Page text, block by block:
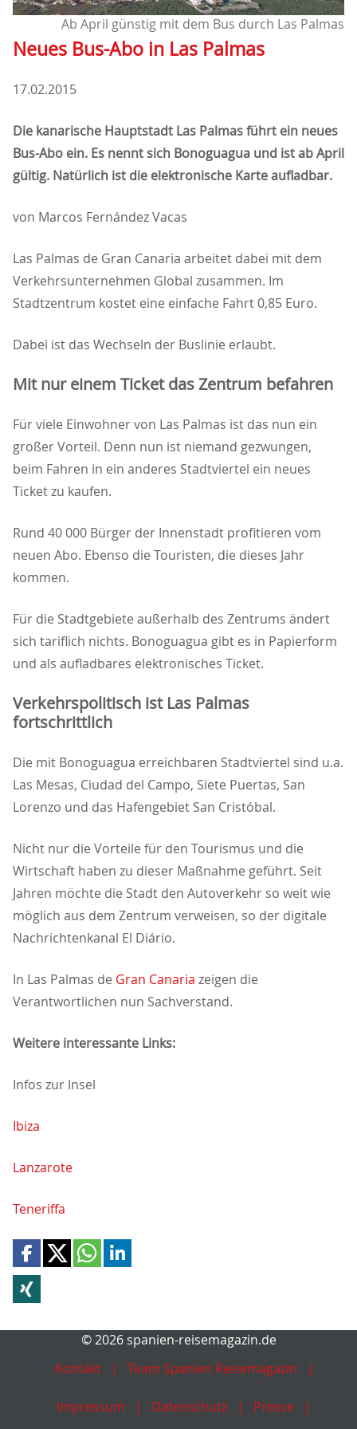
Ab April günstig mit dem Bus durch Las Palmas
Neues Bus-Abo in Las Palmas
17.02.2015
Die kanarische Hauptstadt Las Palmas führt ein neues
Bus-Abo ein. Es nennt sich Bonoguagua und ist ab April
gültig. Natürlich ist die elektronische Karte aufladbar.
von Marcos Fernández Vacas
Las Palmas de Gran Canaria arbeitet dabei mit dem
Verkehrsunternehmen Global zusammen. Im
Stadtzentrum kostet eine einfache Fahrt 0,85 Euro.
Dabei ist das Wechseln der Buslinie erlaubt.
Mit nur einem Ticket das Zentrum befahren
Für viele Einwohner von Las Palmas ist das nun ein
großer Vorteil. Denn nun ist niemand gezwungen,
beim Fahren in ein anderes Stadtviertel ein neues
Ticket zu kaufen.
Rund 40 000 Bürger der Innenstadt profitieren vom
neuen Abo. Ebenso die Touristen, die dieses Jahr
kommen.
Für die Stadtgebiete außerhalb des Zentrums ändert
sich tariflich nichts. Bonoguagua gibt es in Papierform
und als aufladbares elektronisches Ticket.
Verkehrspolitisch ist Las Palmas
fortschrittlich
Die mit Bonoguagua erreichbaren Stadtviertel sind u.a.
Las Mesas, Ciudad del Campo, Siete Puertas, San
Lorenzo und das Hafengebiet San Cristóbal.
Nicht nur die Vorteile für den Tourismus und die
Wirtschaft haben zu dieser Maßnahme geführt. Seit
Jahren möchte die Stadt den Autoverkehr so weit wie
möglich aus dem Zentrum verweisen, so der digitale
Nachrichtenkanal El Diário.
In Las Palmas de Gran Canaria zeigen die
Verantwortlichen nun Sachverstand.
Weitere interessante Links:
Infos zur Insel
Ibiza
Lanzarote
Teneriffa
© 2026 spanien-reisemagazin.de
Kontakt
Team Spanien Reisemagazin
Impressum Datenschutz
Presse